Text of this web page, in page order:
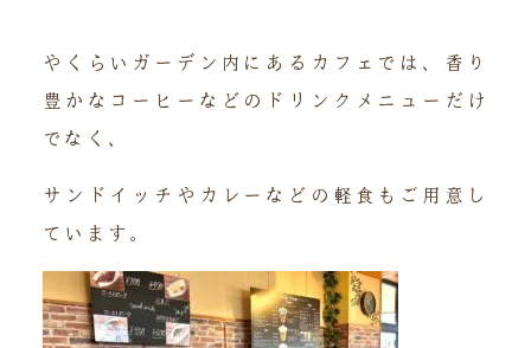
やくらいガーデン内にあるカフェでは、香り
豊かなコーヒーなどのドリンクメニューだけ
でなく、
サンドイッチやカレーなどの軽食もご用意し
ています。